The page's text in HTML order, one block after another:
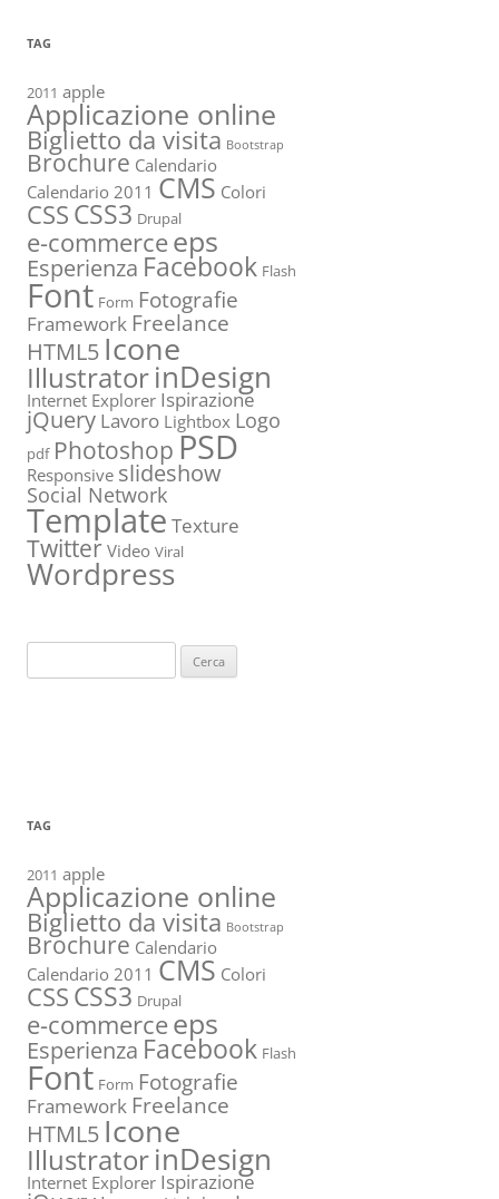
TAG
2011 apple
Applicazione online
Biglietto da visita Bootstrap
Brochure Calendario
Calendario 2011 CMS Colori
CSSCSS3 Drupal
e-commerceeps
Esperienza Facebook Flash
Font Form Fotografie
Framework Freelance
HTML5 Icone
IllustratorinDesign
Internet Explorer Ispirazione
jQuery Lavoro Lightbox Logo
pdf PhotoshopPSD
Responsive slideshow
Social Network
Template Texture
TwitterVideo Viral
Wordpress
per:
TAG
2011 apple
Applicazione online
Biglietto da visita Bootstrap
Brochure Calendario
Calendario 2011 CMS Colori
CSSCSS3 Drupal
e-commerceeps
Esperienza Facebook Flash
Font Form Fotografie
Framework Freelance
HTML5 Icone
IllustratorinDesign
Internet Explorer Ispirazione